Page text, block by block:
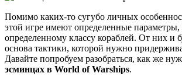
Помимо каких-то сугубо личных
этой игре имеют определенные
определенному классу кораблей. От них и
основа тактики, которой нужно
Давайте попробуем разобраться, как же
эсминцах в World of Warships.